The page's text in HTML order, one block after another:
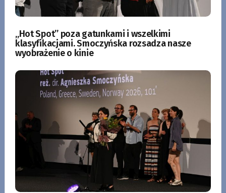
„Hot Spot” poza gatunkami i wszelkimi
klasyfikacjami. Smoczyńska rozsadza nasze
wyobrażenie o kinie